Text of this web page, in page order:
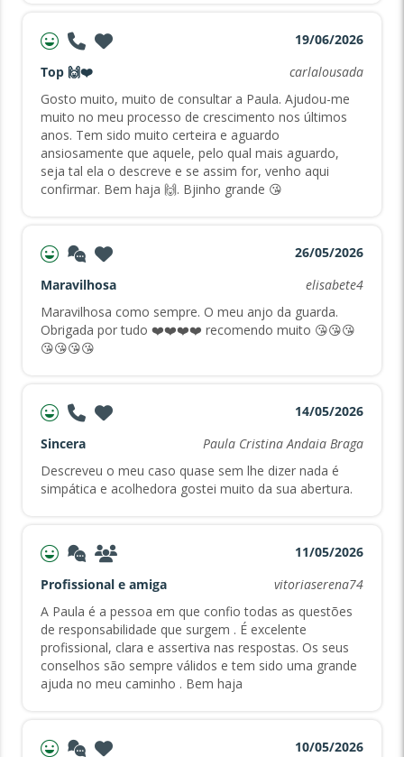
19/06/2026
Top 🙌❤️
carlalousada
Gosto muito, muito de consultar a Paula. Ajudou-me
muito no meu processo de crescimento nos últimos
anos. Tem sido muito certeira e aguardo
ansiosamente que aquele, pelo qual mais aguardo,
seja tal ela o descreve e se assim for, venho aqui
confirmar. Bem haja 🙌. Bjinho grande 😘
26/05/2026
Maravilhosa
elisabete4
Maravilhosa como sempre. O meu anjo da guarda.
Obrigada por tudo ❤️❤️❤️❤️ recomendo muito 😘😘😘
😘😘😘😘
14/05/2026
Sincera
Paula Cristina Andaia Braga
Descreveu o meu caso quase sem lhe dizer nada é
simpática e acolhedora gostei muito da sua abertura.
11/05/2026
Profissional e amiga
vitoriaserena74
A Paula é a pessoa em que confio todas as questões
de responsabilidade que surgem . É excelente
profissional, clara e assertiva nas respostas. Os seus
conselhos são sempre válidos e tem sido uma grande
ajuda no meu caminho . Bem haja
10/05/2026